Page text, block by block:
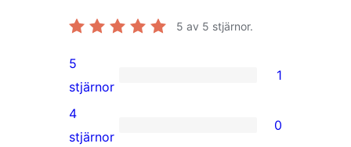
5 av 5 stjärnor.
1
5-
stjärnig
5
stjärnor
1
0
4
stjärnor
0